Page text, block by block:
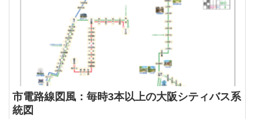
市電路線図風：毎時3本以上の大阪シティバス系
統図